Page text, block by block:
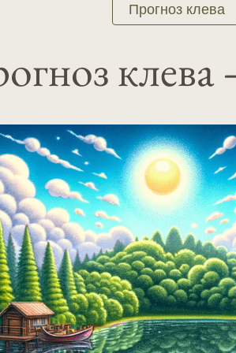
Прогноз клева
клева